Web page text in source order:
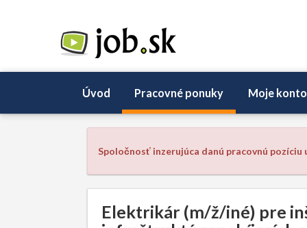
Úvod Pracovné ponuky Moje konto
Spoločnosť inzerujúca danú pracovnú pozíciu
Elektrikár (m/ž/iné) pre